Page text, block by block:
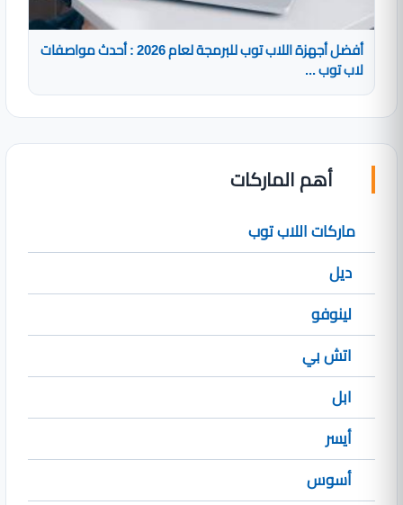
أفضل أجهزة اللاب توب للبرمجة لعام 2026 : أحدث مواصفات
لاب توب ...
أهم الماركات
ماركات اللاب توب
ديل
لينوفو
اتش بي
ابل
أيسر
أسوس